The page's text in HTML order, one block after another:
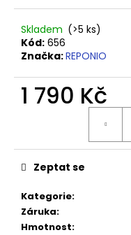
Skladem (>5 ks)
Kód: 656
Značka:REPONIO
1 790 Kč
Kategorie:
Záruka:
Hmotnost:
Zeptat se
č
u
e
m
e
MINI
90
HLUBOKÝ
190
Kč